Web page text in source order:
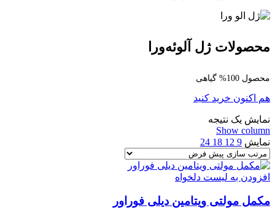
محصولات ژل آلوئه‌ورا
محصول 100% گیاهی
هم اکنون خرید کنید
نمایش یک نتیجه
Show column
نمایش 9
12
18
24
افزودن به لیست دلخواه
مکمل مولتی ویتامین دیلی فوراور